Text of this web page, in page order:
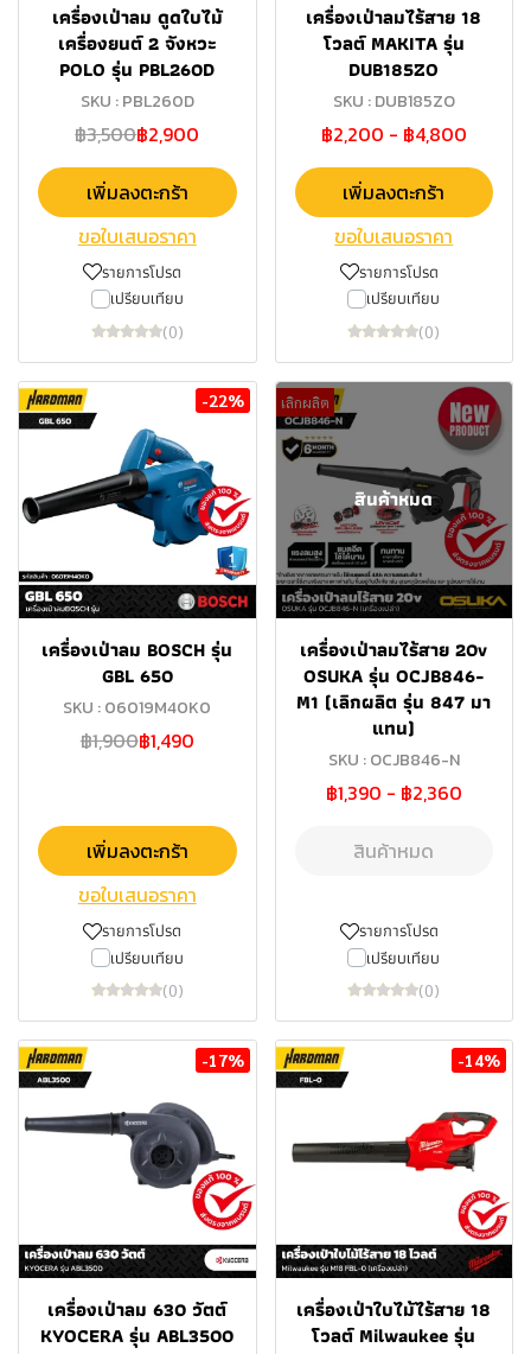
เครื่องเป่าลม ดูดใบไม้
เครื่องยนต์ 2 จังหวะ
POLO รุ่น PBL260D
SKU : PBL260D
฿3,500฿2,900
เพิ่มลงตะกร้า
ขอใบเสนอราคา
รายการโปรด
เปรียบเทียบ
(0)
เครื่องเป่าลมไร้สาย 18
โวลต์ MAKITA รุ่น
DUB185ZO
SKU : DUB185ZO
฿2,200 - ฿4,800
เพิ่มลงตะกร้า
ขอใบเสนอราคา
รายการโปรด
เปรียบเทียบ
(0)
-22%
เครื่องเป่าลม BOSCH รุ่น
GBL 650
SKU : 06019M40K0
฿1,900฿1,490
เพิ่มลงตะกร้า
ขอใบเสนอราคา
รายการโปรด
เปรียบเทียบ
(0)
เลิกผลิต
สินค้าหมด
เครื่องเป่าลมไร้สาย 20v
OSUKA รุ่น OCJB846-
M1 (เลิกผลิต รุ่น 847 มา
แทน)
SKU : OCJB846-N
฿1,390 - ฿2,360
สินค้าหมด
รายการโปรด
เปรียบเทียบ
(0)
-17%
เครื่องเป่าลม 630 วัตต์
KYOCERA รุ่น ABL3500
-14%
เครื่องเป่าใบไม้ไร้สาย 18
โวลต์ Milwaukee รุ่น